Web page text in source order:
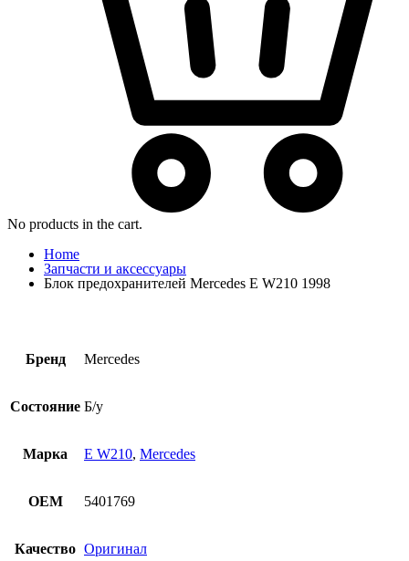
No products in the cart.
Home
Запчасти и аксессуары
Блок предохранителей Mercedes E W210 1998
Бренд Mercedes
Состояние Б/у
Марка E W210, Mercedes
OEM 5401769
Качество Оригинал